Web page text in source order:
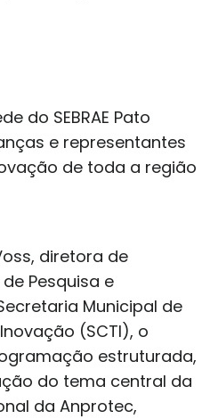
do SEBRAE Pato
e representantes
de toda a região
diretora de
Pesquisa e
Municipal de
(SCTI), o
estruturada,
do tema central da
da Anprotec,